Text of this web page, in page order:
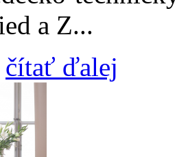
a Z...
čítať ďalej